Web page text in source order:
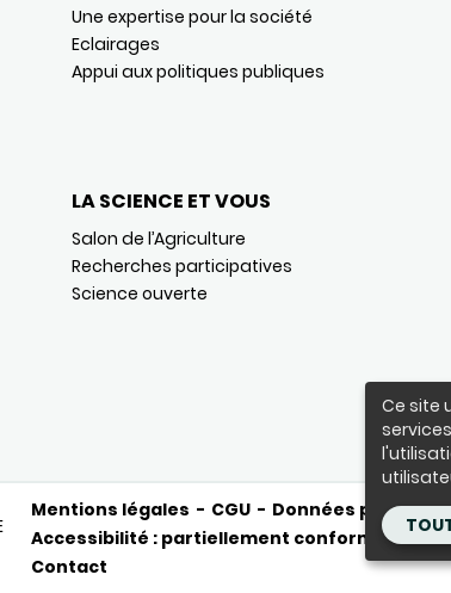
Ce site
Une expertise pour la société
Eclairages
Appui aux politiques publiques
LA SCIENCE ET VOUS
Salon de l’Agriculture
Recherches participatives
Science ouverte
Mentions légales CGU Données
Accessibilité : partiellement conforme
Contact